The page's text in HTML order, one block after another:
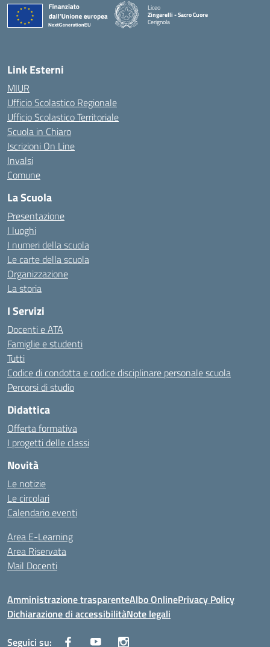
Liceo
Zingarelli - Sacro Cuore
Cerignola
— Visita la pagina iniziale della scuola
Link Esterni
MIUR
Ufficio Scolastico Regionale
Ufficio Scolastico Territoriale
Scuola in Chiaro
Iscrizioni On Line
Invalsi
Comune
La Scuola
Presentazione
I luoghi
I numeri della scuola
Le carte della scuola
Organizzazione
La storia
I Servizi
Docenti e ATA
Famiglie e studenti
Tutti
Codice di condotta e codice disciplinare personale scuola
Percorsi di studio
Didattica
Offerta formativa
I progetti delle classi
Novità
Le notizie
Le circolari
Calendario eventi
Area E-Learning
Area Riservata
Mail Docenti
Amministrazione trasparenteAlbo OnlinePrivacy Policy
Dichiarazione di accessibilitàNote legali
Seguici su: